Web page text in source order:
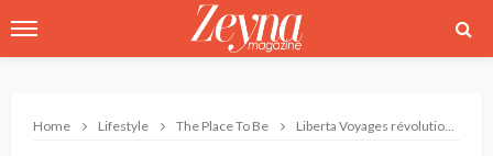
Home Lifestyle The Place To Be Liberta Voyages révolutionne les repas des pèlerins de la Omra 2025